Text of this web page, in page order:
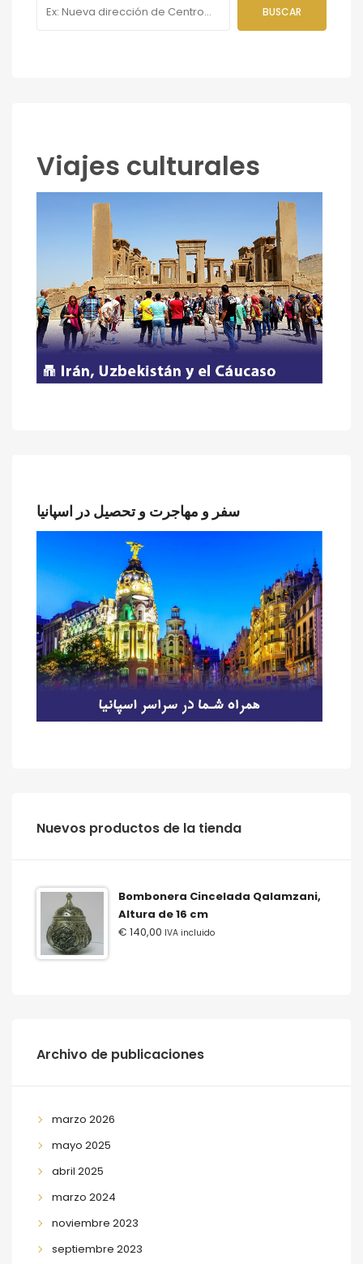
Viajes culturales
سفر و مهاجرت و تحصیل در اسپانیا
‫‪Nuevos‬‬ ‫‪productos‬‬ ‫‪de‬‬ ‫‪la‬‬ ‫‪tienda‬‬
Bombonera Cincelada Qalamzani,
Altura de 16 cm
€ 140,00 IVA incluido
Archivo de publicaciones
marzo 2026
mayo 2025
abril 2025
marzo 2024
noviembre 2023
septiembre 2023